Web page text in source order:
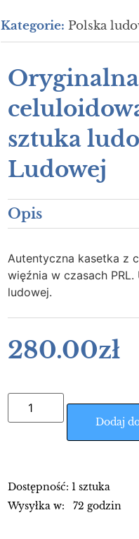
Kategorie: Polska
sztuka
Ludowej
Opis
Autentyczna kasetka z
więźnia w czasach
ludowej.
280.00zł
Dodaj
Dostępność: 1 sztuka
Wysyłka w: 72 godzin